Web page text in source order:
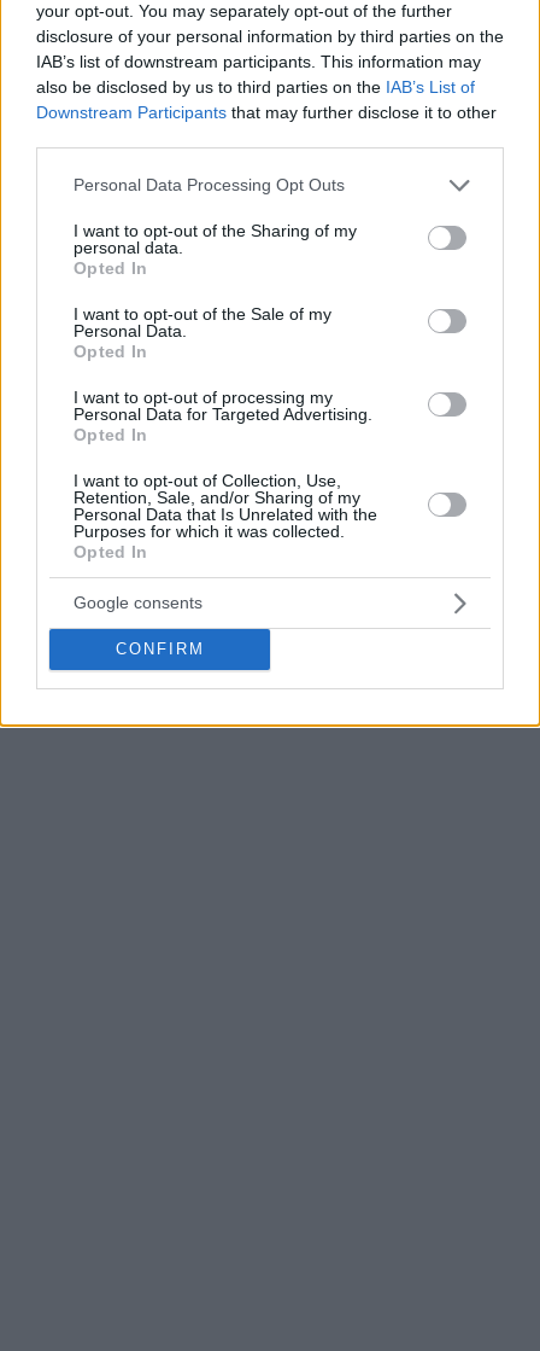
your opt-out. You may separately opt-out of the further
disclosure of your personal information by third parties on the
IAB’s list of downstream participants. This information may
also be disclosed by us to third parties on the IAB’s List of
Downstream Participants that may further disclose it to other
Please note that this website/app uses one or more Google
not limited to your visit or usage behaviour. You may click to
grant or deny consent to Google and its third-party tags to
use your data for below specified purposes in below Google
consent section.
Personal Data Processing Opt Outs
I want to opt-out of the Sharing of my
personal data.
Opted In
I want to opt-out of the Sale of my
Personal Data.
Opted In
I want to opt-out of processing my
Personal Data for Targeted Advertising.
Opted In
I want to opt-out of Collection, Use,
Retention, Sale, and/or Sharing of my
Personal Data that Is Unrelated with the
Purposes for which it was collected.
Opted In
Google consents
CONFIRM
𝐄𝐍𝐓𝐑𝐀𝐃𝐄𝐒:https://t.co/EfNDTefyC9
pic.twitter.com/HGYecvbYh7
— Barça Basket (@FCBbasket)November 9,
2023